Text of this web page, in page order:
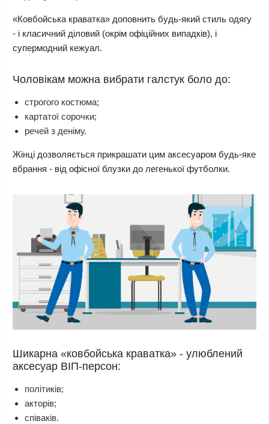
«Ковбойська краватка» доповнить будь-який стиль одягу
- і класичний діловий (окрім офіційних випадків), і
супермодний кежуал.
Чоловікам можна вибрати галстук боло до:
строгого костюма;
картатої сорочки;
речей з деніму.
Жінці дозволяється прикрашати цим аксесуаром будь-яке
вбрання - від офісної блузки до легенької футболки.
Шикарна «ковбойська краватка» - улюблений
аксесуар ВІП-персон:
політиків;
акторів;
співаків.